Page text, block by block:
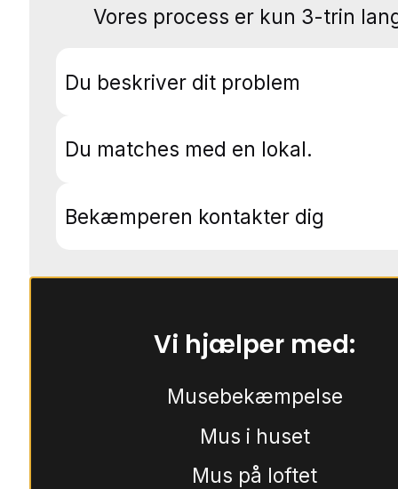
Vores process er kun 3-trin
Du beskriver dit problem
Du matches med en lokal.
Bekæmperen kontakter dig
Vi hjælper med:
Musebekæmpelse
Mus i huset
Mus på loftet